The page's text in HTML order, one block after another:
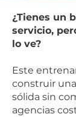
¿Tienes un
servicio,
lo ve?
Este
construir
sólida sin
agencias